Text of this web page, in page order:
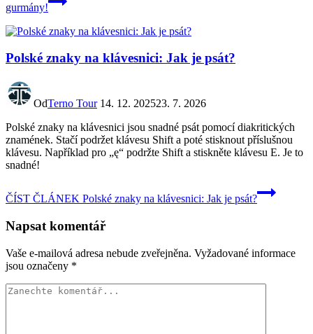
gurmány!
Polské znaky na klávesnici: Jak je psát?
OdTerno Tour 14. 12. 202523. 7. 2026
Polské znaky na klávesnici jsou snadné psát pomocí diakritických
znamének. Stačí podržet klávesu Shift a poté stisknout příslušnou
klávesu. Například pro „ę“ podržte Shift a stiskněte klávesu E. Je to
snadné!
ČÍST ČLÁNEK Polské znaky na klávesnici: Jak je psát?
Napsat komentář
Vaše e-mailová adresa nebude zveřejněna. Vyžadované informace
jsou označeny *